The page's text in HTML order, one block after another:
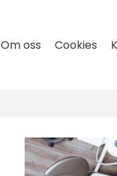
Om oss Cookies